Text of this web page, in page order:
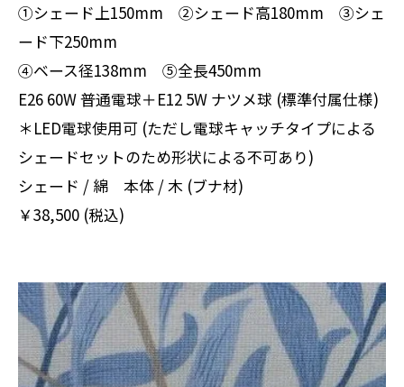
①シェード上150mm ②シェード高180mm ③シェ
ード下250mm
④ベース径138mm ⑤全長450mm
E26 60W 普通電球＋E12 5W ナツメ球 (標準付属仕様)
＊LED電球使用可 (ただし電球キャッチタイプによる
シェードセットのため形状による不可あり)
シェード / 綿 本体 / 木 (ブナ材)
￥38,500 (税込)